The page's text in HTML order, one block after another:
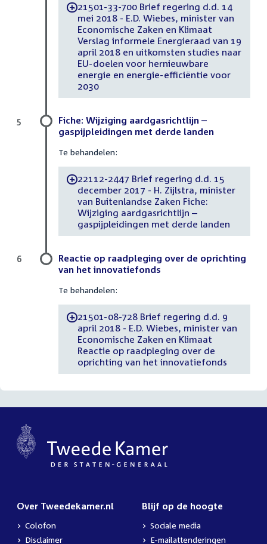
-21501-33-700 Brief regering d.d. 14
mei 2018 - E.D. Wiebes, minister van
Economische Zaken en Klimaat
Verslag informele Energieraad van 19
april 2018 en uitkomsten studies naar
EU-doelen voor hernieuwbare
energie en energie-efficiëntie voor
2030
Fiche: Wijziging aardgasrichtlijn –
gaspijpleidingen met derde landen
Te behandelen:
-22112-2447 Brief regering d.d. 15
december 2017 - H. Zijlstra, minister
van Buitenlandse Zaken Fiche:
Wijziging aardgasrichtlijn –
gaspijpleidingen met derde landen
5
Reactie op raadpleging over de oprichting
van het innovatiefonds
Te behandelen:
-21501-08-728 Brief regering d.d. 9
april 2018 - E.D. Wiebes, minister van
Economische Zaken en Klimaat
Reactie op raadpleging over de
oprichting van het innovatiefonds
6
Over Tweedekamer.nl
Colofon
Disclaimer
Blijf op de hoogte
Sociale media
E-mailattenderingen